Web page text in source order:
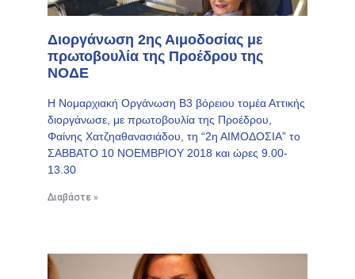
Διοργάνωση 2ης Αιμοδοσίας με
πρωτοβουλία της Προέδρου της
ΝΟΔΕ
Η Νομαρχιακή Οργάνωση Β3 βόρειου τομέα Αττικής
διοργάνωσε, με πρωτοβουλία της Προέδρου,
Φαίνης Χατζηαθανασιάδου, τη “2η ΑΙΜΟΔΟΣΙΑ” το
ΣΑΒΒΑΤΟ 10 ΝΟΕΜΒΡΙΟΥ 2018 και ώρες 9.00-
13.30
Διαβάστε »